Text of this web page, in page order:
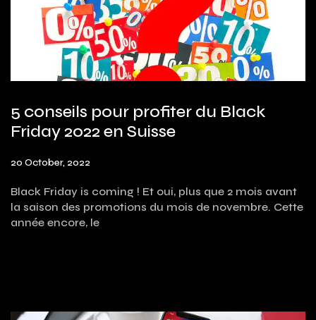
5 conseils pour profiter du Black
Friday 2022 en Suisse
20 October, 2022
Black Friday is coming ! Et oui, plus que 2 mois avant
la saison des promotions du mois de novembre. Cette
année encore, le